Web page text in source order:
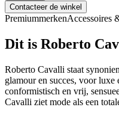
Contacteer de winkel
PremiummerkenAccessoires
Dit is Roberto
Roberto Cavalli staat
glamour en succes, voor
conformistisch en vrij,
Cavalli ziet mode als een